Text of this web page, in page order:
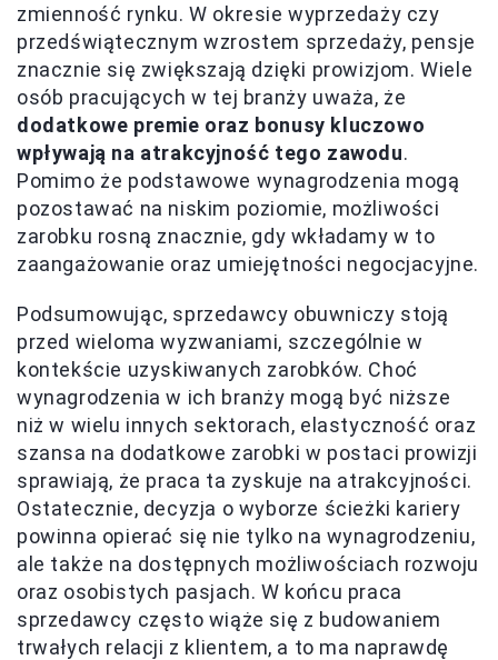
zmienność rynku. W okresie wyprzedaży czy
przedświątecznym wzrostem sprzedaży, pensje
znacznie się zwiększają dzięki prowizjom. Wiele
osób pracujących w tej branży uważa, że
dodatkowe premie oraz bonusy kluczowo
wpływają na atrakcyjność tego zawodu.
Pomimo że podstawowe wynagrodzenia mogą
pozostawać na niskim poziomie, możliwości
zarobku rosną znacznie, gdy wkładamy w to
zaangażowanie oraz umiejętności negocjacyjne.
Podsumowując, sprzedawcy obuwniczy stoją
przed wieloma wyzwaniami, szczególnie w
kontekście uzyskiwanych zarobków. Choć
wynagrodzenia w ich branży mogą być niższe
niż w wielu innych sektorach, elastyczność oraz
szansa na dodatkowe zarobki w postaci prowizji
sprawiają, że praca ta zyskuje na atrakcyjności.
Ostatecznie, decyzja o wyborze ścieżki kariery
powinna opierać się nie tylko na wynagrodzeniu,
ale także na dostępnych możliwościach rozwoju
oraz osobistych pasjach. W końcu praca
sprzedawcy często wiąże się z budowaniem
trwałych relacji z klientem, a to ma naprawdę